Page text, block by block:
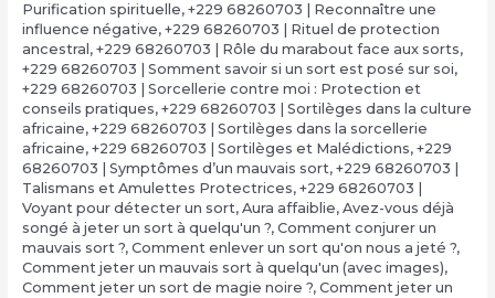
Purification spirituelle, +229 68260703 | Reconnaître une
influence négative, +229 68260703 | Rituel de protection
ancestral , +229 68260703 | Rôle du marabout face aux sorts,
+229 68260703 | Somment savoir si un sort est posé sur soi,
+229 68260703 | Sorcellerie contre moi : Protection et
conseils pratiques, +229 68260703 | Sortilèges dans la culture
africaine, +229 68260703 | Sortilèges dans la sorcellerie
africaine, +229 68260703 | Sortilèges et Malédictions, +229
68260703 | Symptômes d’un mauvais sort, +229 68260703 |
Talismans et Amulettes Protectrices, +229 68260703 |
Voyant pour détecter un sort, Aura affaiblie, Avez-vous déjà
songé à jeter un sort à quelqu'un ?, Comment conjurer un
mauvais sort ?, Comment enlever un sort qu'on nous a jeté ?,
Comment jeter un mauvais sort à quelqu'un (avec images),
Comment jeter un sort de magie noire ?, Comment jeter un